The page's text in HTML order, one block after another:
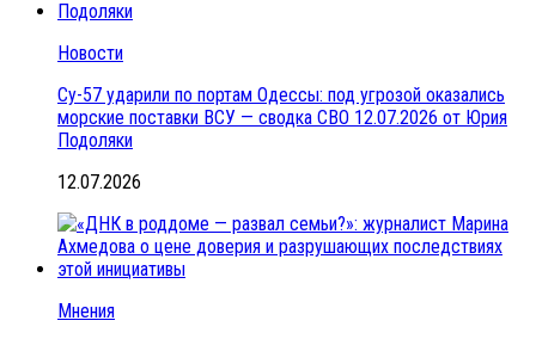
Новости
Су-57 ударили по портам Одессы: под угрозой оказались
морские поставки ВСУ — сводка СВО 12.07.2026 от Юрия
Подоляки
12.07.2026
Мнения